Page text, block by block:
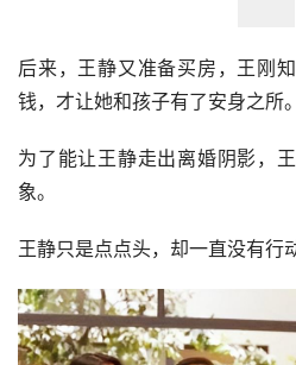
离婚后，王静独自带着生活。
王刚虽然生气，但还是心疼妹
准备复出歌坛，还是王刚打点的。
后来王静还和王刚一起上了春晚
虽然没有了爱情，但是起码保障